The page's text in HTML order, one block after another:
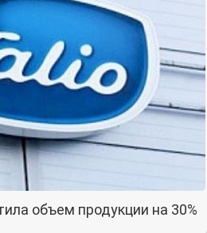
объем продукции на 30%